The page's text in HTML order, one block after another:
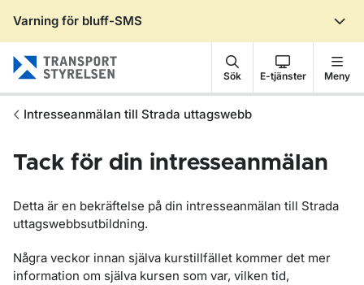
Varning för bluff-SMS
Sök E-tjänster Meny
Intresseanmälan till Strada uttagswebb
Tack för din intresseanmälan
Detta är en bekräftelse på din intresseanmälan till Strada
uttagswebbsutbildning.
Några veckor innan själva kurstillfället kommer det mer
information om själva kursen som var, vilken tid,